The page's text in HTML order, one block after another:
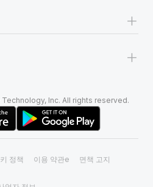
+
+
Inc. All rights reserved.
정책 이용 약관e 면책 고지